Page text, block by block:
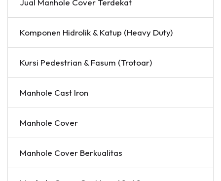
Jual Manhole Cover Terdekat
Komponen Hidrolik & Katup (Heavy Duty)
Kursi Pedestrian & Fasum (Trotoar)
Manhole Cast Iron
Manhole Cover
Manhole Cover Berkualitas